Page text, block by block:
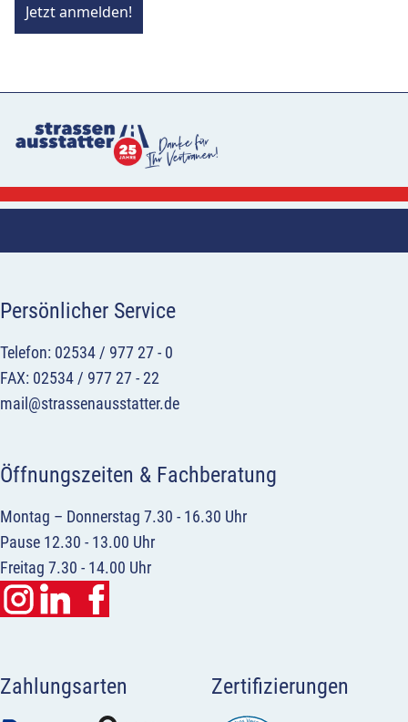
Jetzt anmelden!
Persönlicher Service
Telefon: 02534 / 977 27 - 0
FAX: 02534 / 977 27 - 22
mail@strassenausstatter.de
Öffnungszeiten & Fachberatung
Montag – Donnerstag 7.30 - 16.30 Uhr
Pause 12.30 - 13.00 Uhr
Freitag 7.30 - 14.00 Uhr
Zahlungsarten Zertifizierungen